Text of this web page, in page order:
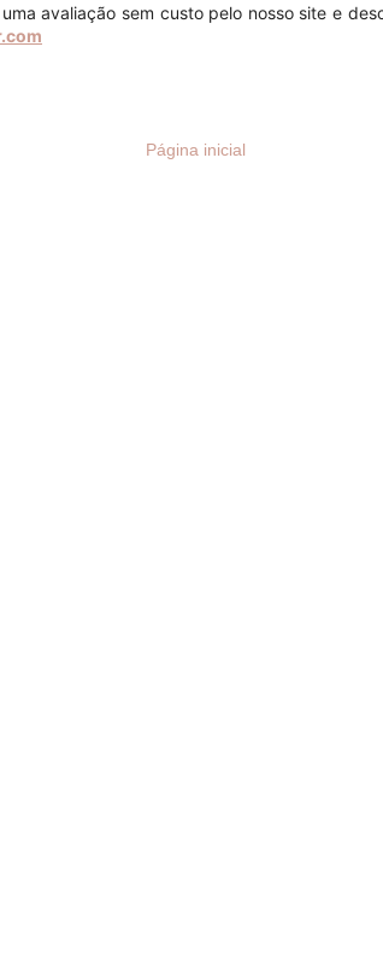
avaliação sem custo pelo nosso site e
Página inicial